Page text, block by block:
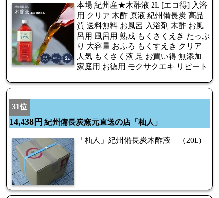
本場 紀州産★木酢液 2L [エコ得] 入浴
用 クリア 木酢 原液 紀州備長炭 高品
質 送料無料 お風呂 入浴剤 木酢 お風
呂用 風呂用 熟成 もくさくえき たっぷ
り 大容量 おふろ もくすえき クリア
人気 もくさく液 足 お買い得 無添加
家庭用 お徳用 モクサクエキ リピート
31位
14,438円 紀州備長炭窯元直送の店「杣人」
「杣人」紀州備長炭木酢液 （20L)